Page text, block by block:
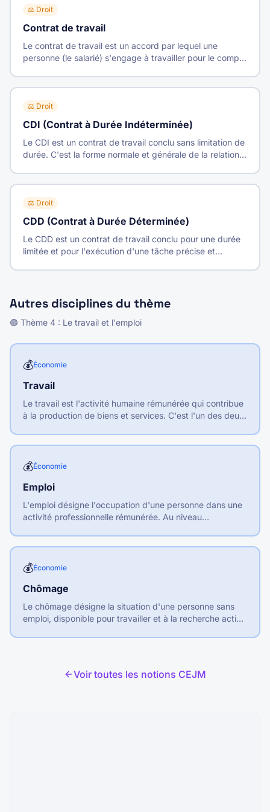
⚖️ Droit
Contrat de travail
Le contrat de travail est un accord par lequel une
personne (le salarié) s'engage à travailler pour le compte
⚖️ Droit
CDI (Contrat à Durée Indéterminée)
Le CDI est un contrat de travail conclu sans limitation de
durée. C'est la forme normale et générale de la relation
⚖️ Droit
CDD (Contrat à Durée Déterminée)
Le CDD est un contrat de travail conclu pour une durée
limitée et pour l'exécution d'une tâche précise et
Autres disciplines du thème
🟣 Thème 4 : Le travail et l'emploi
💰Économie
Travail
Le travail est l'activité humaine rémunérée qui contribue
à la production de biens et services. C'est l'un des deux
💰Économie
Emploi
L'emploi désigne l'occupation d'une personne dans une
activité professionnelle rémunérée. Au niveau
💰Économie
Chômage
Le chômage désigne la situation d'une personne sans
emploi, disponible pour travailler et à la recherche active
Voir toutes les notions CEJM